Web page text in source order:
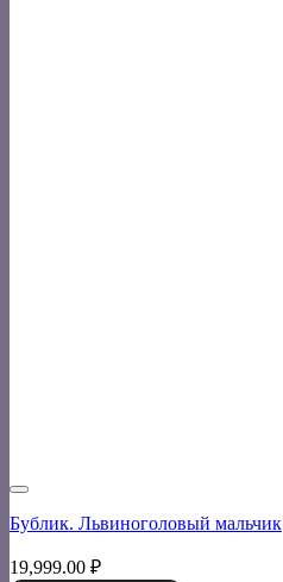
Бублик. Львиноголовый мальчик
19,999.00 ₽